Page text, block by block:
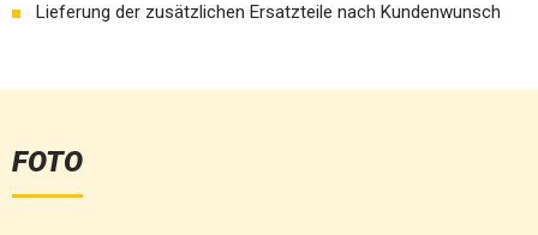
Lieferung der zusätzlichen Ersatzteile nach Kundenwunsch
FOTO